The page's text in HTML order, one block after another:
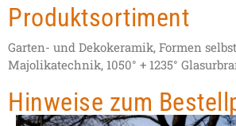
Produktsortiment
Garten- und Dekokeramik, Formen
Majolikatechnik, 1050° + 1235°
Hinweise zum